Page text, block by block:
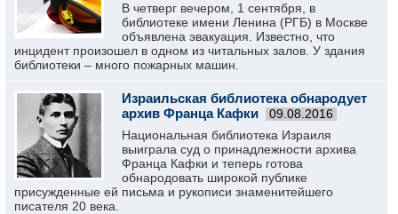
В четверг вечером, 1 сентября, в
библиотеке имени Ленина (РГБ) в Москве
объявлена эвакуация. Известно, что
инцидент произошел в одном из читальных залов. У здания
библиотеки – много пожарных машин.
Израильская библиотека обнародует
архив Франца Кафки
09.08.2016
Национальная библиотека Израиля
выиграла суд о принадлежности архива
Франца Кафки и теперь готова
обнародовать широкой публике
присужденные ей письма и рукописи знаменитейшего
писателя 20 века.